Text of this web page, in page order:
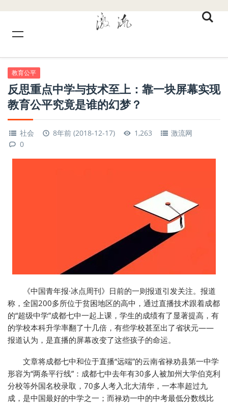
教育公平
反思重点中学与技术至上：靠一块屏幕实现
教育公平究竟是谁的幻梦？
社会 8年前 (2018-12-17) 1,263
激流网
0
《中国青年报·冰点周刊》日前的一则报道引发关注。报道
称，全国200多所位于贫困地区的高中，通过直播技术跟着成都
的“超级中学”成都七中一起上课，学生的成绩有了显著提高，有
的学校本科升学率翻了十几倍，有些学校甚至出了省状元——
报道认为，是直播的屏幕改变了这些孩子的命运。
文章将成都七中和位于直播“远端”的云南省禄劝县第一中学
形容为“两条平行线”：成都七中去年有30多人被加州大学伯克利
分校等外国名校录取，70多人考入北大清华，一本率超过九
成，是中国最好的中学之一；而禄劝一中的中考最低分数线比